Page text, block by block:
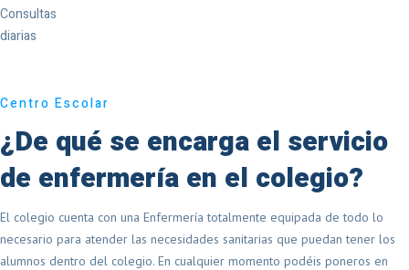
Consultas
diarias
Centro Escolar
¿De qué se encarga el servicio
de enfermería en el colegio?
El colegio cuenta con una Enfermería totalmente equipada de todo lo
necesario para atender las necesidades sanitarias que puedan tener los
alumnos dentro del colegio. En cualquier momento podéis poneros en